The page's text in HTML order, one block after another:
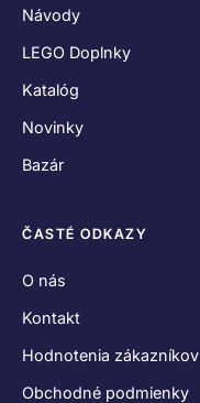
Návody
LEGO Doplnky
Katalóg
Novinky
Bazár
ČASTÉ ODKAZY
O nás
Kontakt
Hodnotenia zákazníkov
Obchodné podmienky